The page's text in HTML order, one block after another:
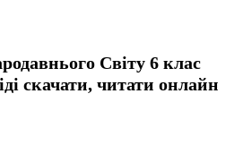
Свiту 6 клас
скачати, читати онлайн